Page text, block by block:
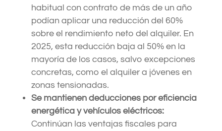
habitual con contrato de más de un año
podían aplicar una reducción del 60%
sobre el rendimiento neto del alquiler. En
2025, esta reducción baja al 50% en la
mayoría de los casos, salvo excepciones
concretas, como el alquiler a jóvenes en
zonas tensionadas.
Se mantienen deducciones por eficiencia
energética y vehículos eléctricos:
Continúan las ventajas fiscales para